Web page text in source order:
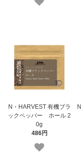
N・HARVEST 有機ブラ
ックペッパー ホール 2
0g
486円